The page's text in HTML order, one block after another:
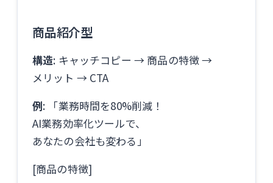
商品紹介型
構造: キャッチコピー → 商品の特徴 →
メリット → CTA
例: 「業務時間を80%削減！
AI業務効率化ツールで、
あなたの会社も変わる」
[商品の特徴]